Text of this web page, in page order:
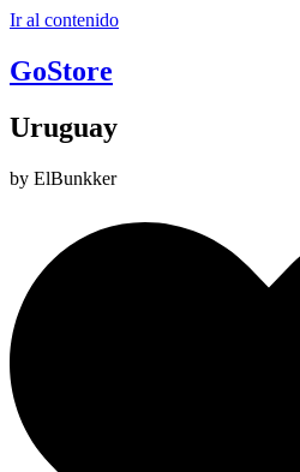
Ir al contenido
GoStore
Uruguay
by ElBunkker